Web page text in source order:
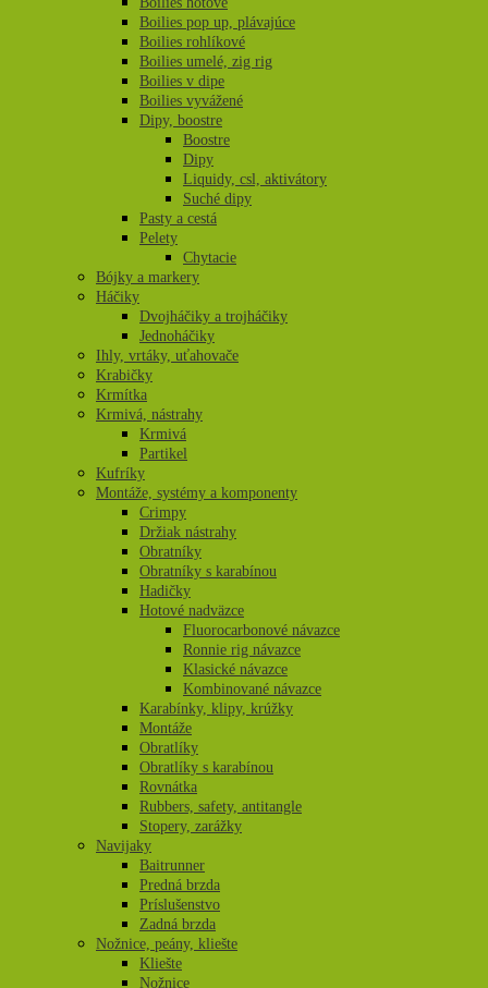
Boilies pop up, plávajúce
Boilies rohlíkové
Boilies umelé, zig rig
Boilies v dipe
Boilies vyvážené
Dipy, boostre
Boostre
Dipy
Liquidy, csl, aktivátory
Suché dipy
Pasty a cestá
Pelety
Chytacie
Bójky a markery
Háčiky
Dvojháčiky a trojháčiky
Jednoháčiky
Ihly, vrtáky, uťahovače
Krabičky
Krmítka
Krmivá, nástrahy
Krmivá
Partikel
Kufríky
Montáže, systémy a komponenty
Crimpy
Držiak nástrahy
Obratníky
Obratníky s karabínou
Hadičky
Hotové nadväzce
Fluorocarbonové návazce
Ronnie rig návazce
Klasické návazce
Kombinované návazce
Karabínky, klipy, krúžky
Montáže
Obratlíky
Obratlíky s karabínou
Rovnátka
Rubbers, safety, antitangle
Stopery, zarážky
Navijaky
Baitrunner
Predná brzda
Príslušenstvo
Zadná brzda
Nožnice, peány, kliešte
Kliešte
Nožnice